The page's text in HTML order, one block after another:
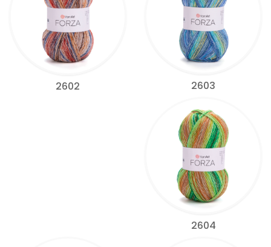
2602 2603
2604